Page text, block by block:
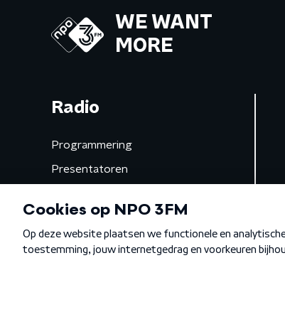
WE WANT
MORE
Radio
Programmering
Presentatoren
Gemist
Algemene voorwaarden Privacybeleid